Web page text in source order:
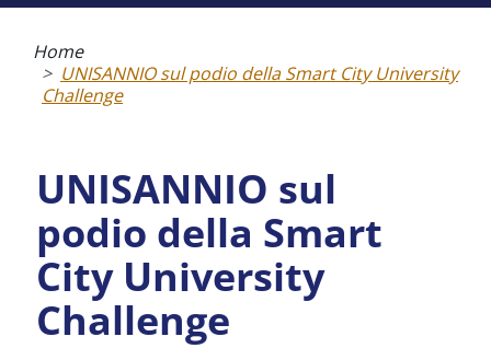
pane
Home
UNISANNIO sul podio della Smart City University
Challenge
UNISANNIO sul
podio della Smart
City University
Challenge